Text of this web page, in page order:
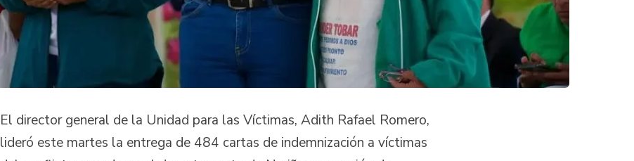
El director general de la Unidad para las Víctimas, Adith Rafael Romero,
lideró este martes la entrega de 484 cartas de indemnización a víctimas